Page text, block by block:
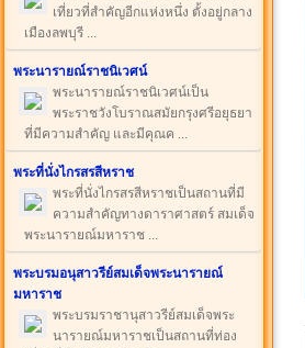
เที่ยวที่สำคัญอีกแห่งหนึ่ง ตั้งอยู่กลาง
เมืองลพบุรี ...
พระนารายณ์ราชนิเวศน์
พระนารายณ์ราชนิเวศน์เป็น
พระราชวังโบราณสมัยกรุงศรีอยุธยา
ที่มีความสำคัญ และมีคุณค ...
พระที่นั่งไกรสรสีหราช
พระที่นั่งไกรสรสีหราชเป็นสถานที่มี
ความสำคัญทางดาราศาสตร์ สมเด็จ
พระนารายณ์มหาราช ...
พระบรมอนุสาวรีย์สมเด็จพระนารายณ์
มหาราช
พระบรมราชานุสาวรีย์สมเด็จพระ
นารายณ์มหาราชเป็นสถานที่ท่อง